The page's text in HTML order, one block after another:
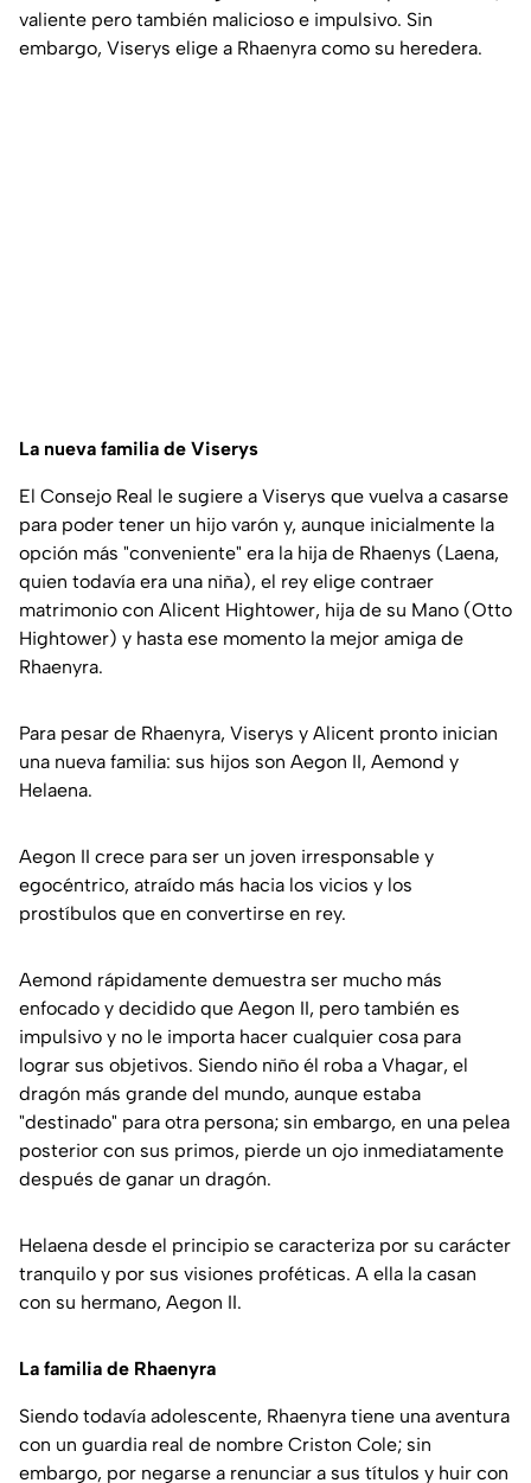
valiente pero también malicioso e impulsivo. Sin
embargo, Viserys elige a Rhaenyra como su heredera.
La nueva familia de Viserys
El Consejo Real le sugiere a Viserys que vuelva a casarse
para poder tener un hijo varón y, aunque inicialmente la
opción más "conveniente" era la hija de Rhaenys (Laena,
quien todavía era una niña), el rey elige contraer
matrimonio con Alicent Hightower, hija de su Mano (Otto
Hightower) y hasta ese momento la mejor amiga de
Rhaenyra.
Para pesar de Rhaenyra, Viserys y Alicent pronto inician
una nueva familia: sus hijos son Aegon II, Aemond y
Helaena.
Aegon II crece para ser un joven irresponsable y
egocéntrico, atraído más hacia los vicios y los
prostíbulos que en convertirse en rey.
Aemond rápidamente demuestra ser mucho más
enfocado y decidido que Aegon II, pero también es
impulsivo y no le importa hacer cualquier cosa para
lograr sus objetivos. Siendo niño él roba a Vhagar, el
dragón más grande del mundo, aunque estaba
"destinado" para otra persona; sin embargo, en una pelea
posterior con sus primos, pierde un ojo inmediatamente
después de ganar un dragón.
Helaena desde el principio se caracteriza por su carácter
tranquilo y por sus visiones proféticas. A ella la casan
con su hermano, Aegon II.
La familia de Rhaenyra
Siendo todavía adolescente, Rhaenyra tiene una aventura
con un guardia real de nombre Criston Cole; sin
embargo, por negarse a renunciar a sus títulos y huir con